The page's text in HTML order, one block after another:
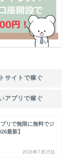
サイトで稼ぐ
アプリで稼ぐ
リで無限に無料でジ
最新】
2026年7月23日